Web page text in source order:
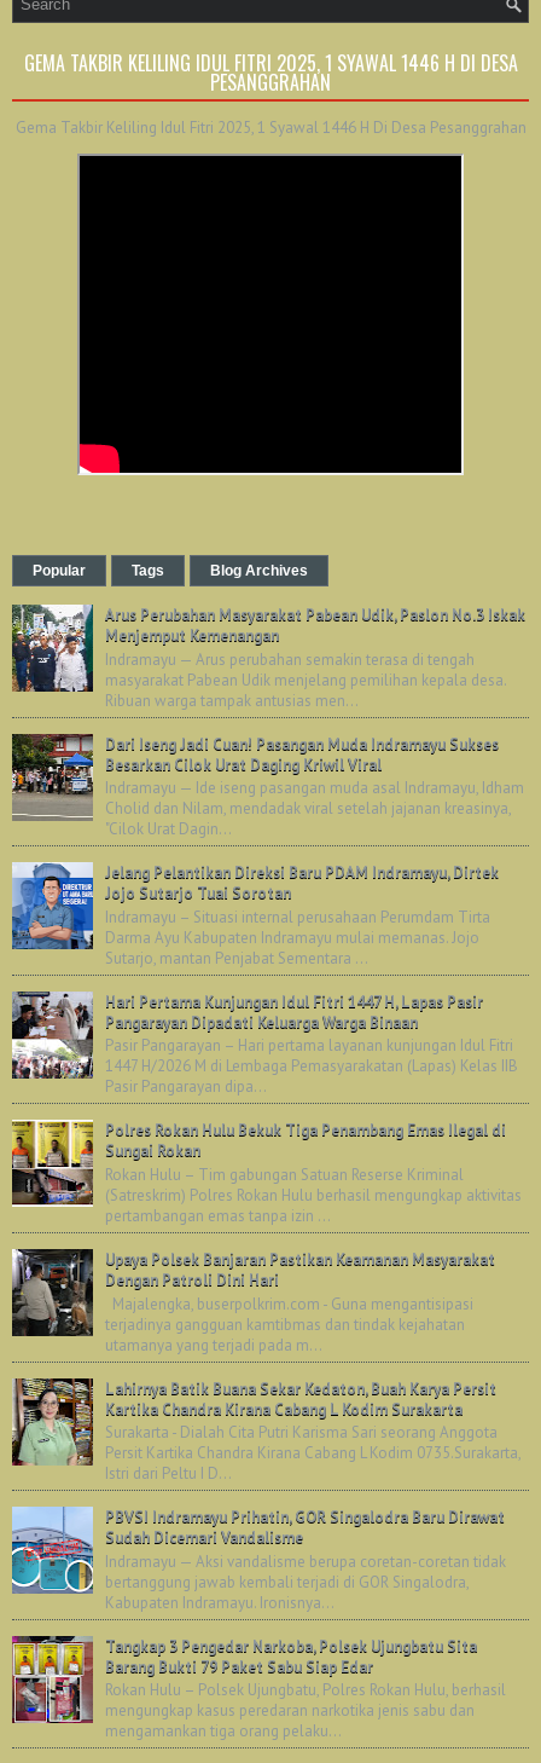
GEMA TAKBIR KELILING IDUL FITRI 2025, 1 SYAWAL 1446 H DI DESA
PESANGGRAHAN
Gema Takbir Keliling Idul Fitri 2025, 1 Syawal 1446 H Di Desa Pesanggrahan
Popular Tags Blog Archives
Arus Perubahan Masyarakat Pabean Udik, Paslon No.3 Iskak
Menjemput Kemenangan
Indramayu — Arus perubahan semakin terasa di tengah
masyarakat Pabean Udik menjelang pemilihan kepala desa.
Ribuan warga tampak antusias men...
Dari Iseng Jadi Cuan! Pasangan Muda Indramayu Sukses
Besarkan Cilok Urat Daging Kriwil Viral
Indramayu — Ide iseng pasangan muda asal Indramayu, Idham
Cholid dan Nilam, mendadak viral setelah jajanan kreasinya,
"Cilok Urat Dagin...
Jelang Pelantikan Direksi Baru PDAM Indramayu, Dirtek
Jojo Sutarjo Tuai Sorotan
Indramayu – Situasi internal perusahaan Perumdam Tirta
Darma Ayu Kabupaten Indramayu mulai memanas. Jojo
Sutarjo, mantan Penjabat Sementara ...
Hari Pertama Kunjungan Idul Fitri 1447 H, Lapas Pasir
Pangarayan Dipadati Keluarga Warga Binaan
Pasir Pangarayan – Hari pertama layanan kunjungan Idul Fitri
1447 H/2026 M di Lembaga Pemasyarakatan (Lapas) Kelas IIB
Pasir Pangarayan dipa...
Polres Rokan Hulu Bekuk Tiga Penambang Emas Ilegal di
Sungai Rokan
Rokan Hulu – Tim gabungan Satuan Reserse Kriminal
(Satreskrim) Polres Rokan Hulu berhasil mengungkap aktivitas
pertambangan emas tanpa izin ...
Upaya Polsek Banjaran Pastikan Keamanan Masyarakat
Dengan Patroli Dini Hari
Majalengka, buserpolkrim.com - Guna mengantisipasi
terjadinya gangguan kamtibmas dan tindak kejahatan
utamanya yang terjadi pada m...
Lahirnya Batik Buana Sekar Kedaton, Buah Karya Persit
Kartika Chandra Kirana Cabang L Kodim Surakarta
Surakarta - Dialah Cita Putri Karisma Sari seorang Anggota
Persit Kartika Chandra Kirana Cabang L Kodim 0735.Surakarta,
Istri dari Peltu I D...
PBVSI Indramayu Prihatin, GOR Singalodra Baru Dirawat
Sudah Dicemari Vandalisme
Indramayu — Aksi vandalisme berupa coretan-coretan tidak
bertanggung jawab kembali terjadi di GOR Singalodra,
Kabupaten Indramayu. Ironisnya...
Tangkap 3 Pengedar Narkoba, Polsek Ujungbatu Sita
Barang Bukti 79 Paket Sabu Siap Edar
Rokan Hulu – Polsek Ujungbatu, Polres Rokan Hulu, berhasil
mengungkap kasus peredaran narkotika jenis sabu dan
mengamankan tiga orang pelaku...